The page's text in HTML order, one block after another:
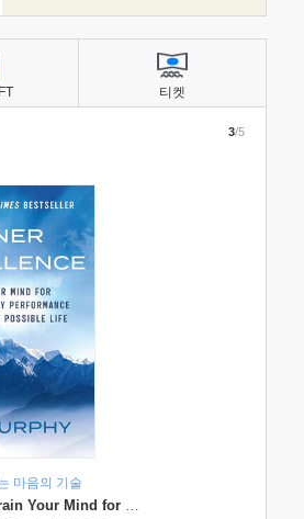
마음의 기술
Inner Excellence: Train Your Mind for Extraordinary Performance and the Best Possible Life
3/5
티켓